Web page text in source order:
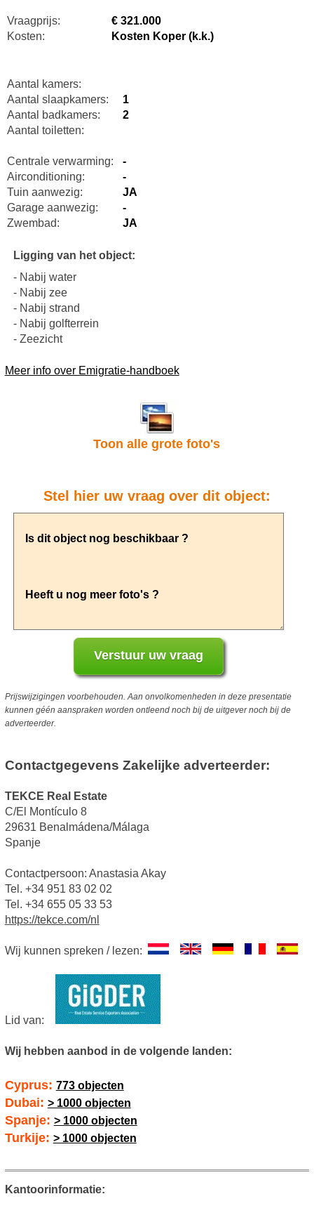
Vraagprijs:
€ 321.000
Kosten:
Kosten Koper (k.k.)
Aantal kamers:
Aantal slaapkamers:
1
Aantal badkamers:
2
Aantal toiletten:
Centrale verwarming:
-
Airconditioning:
-
Tuin aanwezig:
JA
Garage aanwezig:
-
Zwembad:
JA
Ligging van het object:
- Nabij water
- Nabij zee
- Nabij strand
- Nabij golfterrein
- Zeezicht
Meer info over Emigratie-handboek
Toon alle grote foto's
Stel hier uw vraag over dit object:
Prijswijzigingen voorbehouden. Aan onvolkomenheden in deze presentatie
kunnen géén aanspraken worden ontleend noch bij de uitgever noch bij de
adverteerder.
Contactgegevens Zakelijke adverteerder:
TEKCE Real Estate
C/El Montículo 8
29631 Benalmádena/Málaga
Spanje
Contactpersoon: Anastasia Akay
Tel. +34 951 83 02 02
Tel. +34 655 05 33 53
https://tekce.com/nl
Wij kunnen spreken / lezen:
Lid van:
Wij hebben aanbod in de volgende landen:
Cyprus: 773 objecten
Dubai: > 1000 objecten
Spanje: > 1000 objecten
Turkije: > 1000 objecten
Kantoorinformatie: